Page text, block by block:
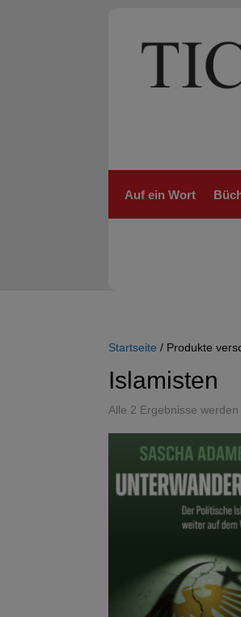
Auf ein Wort
Startseite / Produkte
Islamisten
Alle 2 Ergebnisse